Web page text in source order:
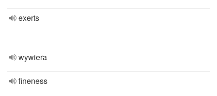
exerts
wywiera
fineness